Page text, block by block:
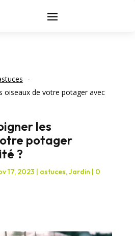
oiseaux de votre potager avec
les
potager
?
17, 2023 | astuces,Jardin | 0